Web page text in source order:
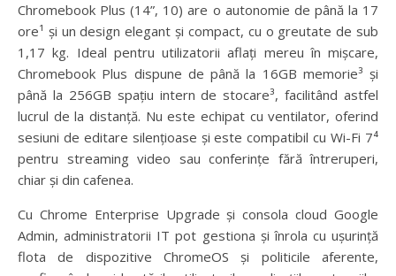
Chromebook Plus (14”, 10) are o autonomie de până la 17
ore¹ și un design elegant și compact, cu o greutate de sub
1,17 kg. Ideal pentru utilizatorii aflați mereu în mișcare,
Chromebook Plus dispune de până la 16GB memorie³ și
până la 256GB spațiu intern de stocare³, facilitând astfel
lucrul de la distanță. Nu este echipat cu ventilator, oferind
sesiuni de editare silențioase și este compatibil cu Wi-Fi 7⁴
pentru streaming video sau conferințe fără întreruperi,
chiar și din cafenea.
Cu Chrome Enterprise Upgrade și consola cloud Google
Admin, administratorii IT pot gestiona și înrola cu ușurință
flota de dispozitive ChromeOS și politicile aferente,